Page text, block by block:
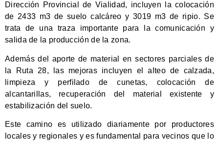
Dirección Provincial de Vialidad, incluyen la colocación
de 2433 m3 de suelo calcáreo y 3019 m3 de ripio. Se
trata de una traza importante para la comunicación y
salida de la producción de la zona.
Además del aporte de material en sectores parciales de
la Ruta 28, las mejoras incluyen el alteo de calzada,
limpieza y perfilado de cunetas, colocación de
alcantarillas, recuperación del material existente y
estabilización del suelo.
Este camino es utilizado diariamente por productores
locales y regionales y es fundamental para vecinos que lo